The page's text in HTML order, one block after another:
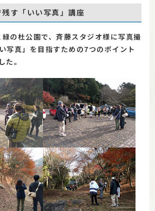
す「いい写真」講座
の杜公園で、斉藤スタジオ様に写真撮
写真」を目指すための7つのポイント
た。